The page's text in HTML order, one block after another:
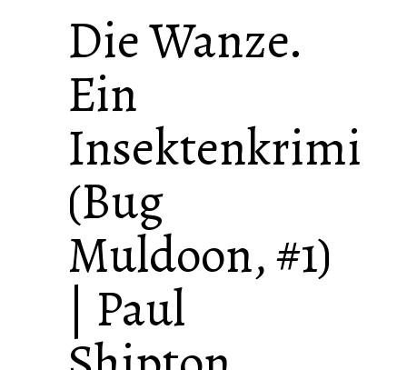
Die Wanze.
Ein
Insektenkrimi
(Bug
Muldoon, #1)
| Paul